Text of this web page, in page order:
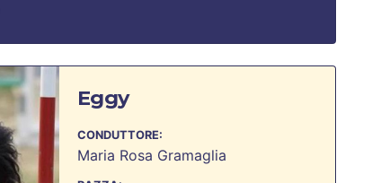
Eggy
CONDUTTORE:
Maria Rosa Gramaglia